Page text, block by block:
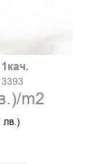
/m2
лв.)